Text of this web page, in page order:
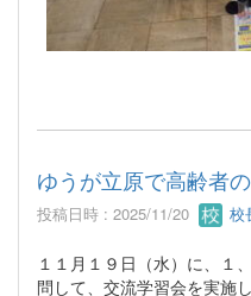
ゆうが立原で高齢者
投稿日時 : 2025/11/20 校
１１月１９日（水）に、１
問して、交流学習会を実施